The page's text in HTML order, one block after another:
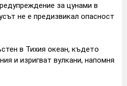
за цунами в
не е предизвикал опасност
в Тихия океан, където
и изригват вулкани, напомня